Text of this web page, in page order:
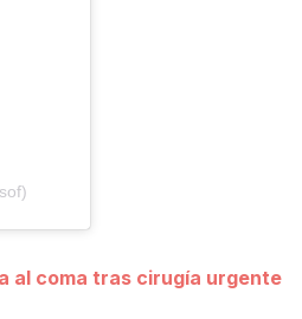
al coma tras cirugía urgente